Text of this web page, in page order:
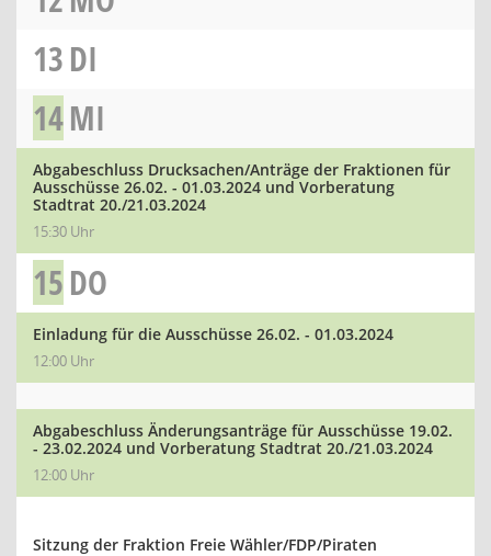
13DI
14MI
Abgabeschluss Drucksachen/Anträge der Fraktionen für
Ausschüsse 26.02. - 01.03.2024 und Vorberatung
Stadtrat 20./21.03.2024
15:30 Uhr
15DO
Einladung für die Ausschüsse 26.02. - 01.03.2024
12:00 Uhr
Abgabeschluss Änderungsanträge für Ausschüsse 19.02.
- 23.02.2024 und Vorberatung Stadtrat 20./21.03.2024
12:00 Uhr
Sitzung der Fraktion Freie Wähler/FDP/Piraten